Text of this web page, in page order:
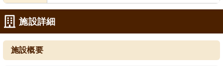
施設詳細
施設概要